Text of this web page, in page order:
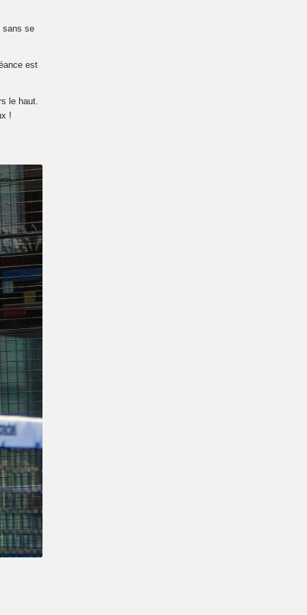
sans se
est
le haut.
!